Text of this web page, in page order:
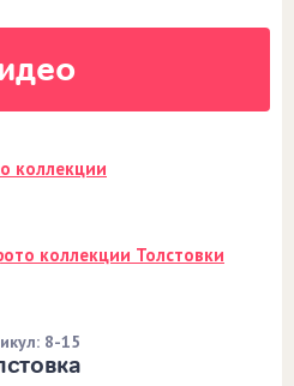
коллекции
коллекции Толстовки
8-15